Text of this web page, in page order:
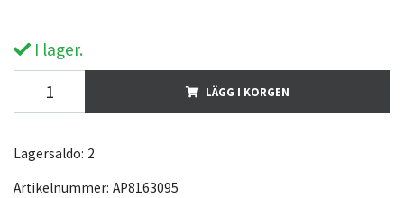
I lager.
LÄGG I KORGEN
Lagersaldo: 2
Artikelnummer: AP8163095